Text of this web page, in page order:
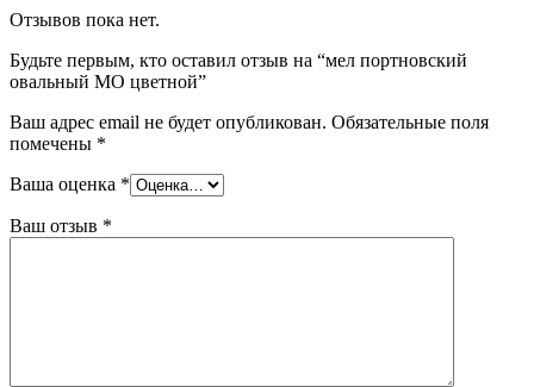
Отзывов пока нет.
Будьте первым, кто оставил отзыв на “мел портновский
овальный МО цветной”
Ваш адрес email не будет опубликован. Обязательные поля
помечены *
Ваша оценка *
Ваш отзыв *